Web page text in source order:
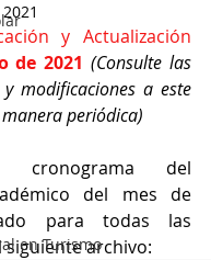
en Turismo
y Actualización
de 2021 (Consulte las
y modificaciones a este
periódica)
cronograma del
del mes de
para todas las
siguiente archivo: